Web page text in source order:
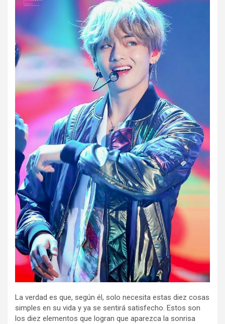
La verdad es que, según él, solo necesita estas diez cosas
simples en su vida y ya se sentirá satisfecho. Estos son
los diez elementos que logran que aparezca la sonrisa